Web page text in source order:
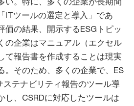
ITツールの選定と導入」であ
価の結果、開示するESGトピッ
の企業はマニュアル（エクセル
て報告書を作成することは現実
。そのため、多くの企業で、ES
ステナビリティ報告のツール導
し、CSRDに対応したツールは